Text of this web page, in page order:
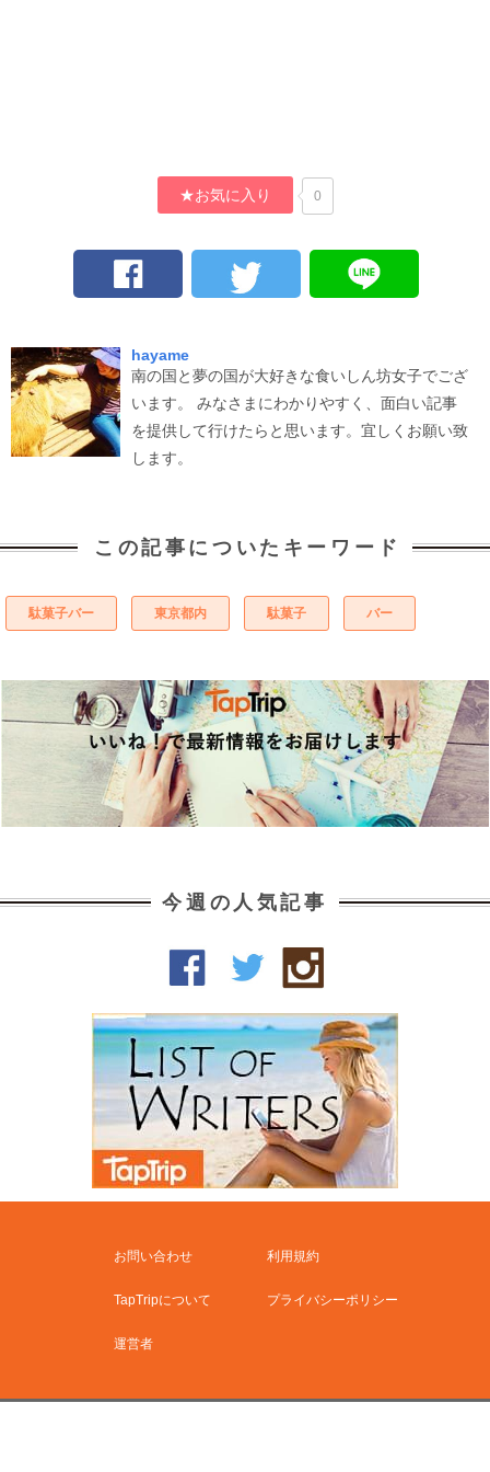
★お気に入り 0
hayame
南の国と夢の国が大好きな食いしん坊女子でござ
います。 みなさまにわかりやすく、面白い記事
を提供して行けたらと思います。宜しくお願い致
します。
この記事についたキーワード
駄菓子バー 東京都内 駄菓子 バー
今週の人気記事
お問い合わせ 利用規約
TapTripについて プライバシーポリシー
運営者